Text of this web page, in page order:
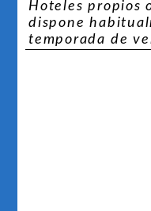
Hoteles propios
dispone
temporada de